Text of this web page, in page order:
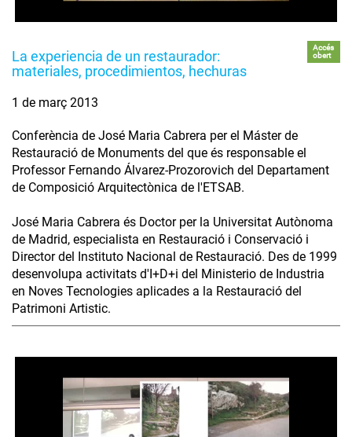
La experiencia de un restaurador:
materiales, procedimientos, hechuras
Accés
obert
1 de març 2013
Conferència de José Maria Cabrera per el Máster de
Restauració de Monuments del que és responsable el
Professor Fernando Álvarez-Prozorovich del Departament
de Composició Arquitectònica de l'ETSAB.
José Maria Cabrera és Doctor per la Universitat Autònoma
de Madrid, especialista en Restauració i Conservació i
Director del Instituto Nacional de Restauració. Des de 1999
desenvolupa activitats d'I+D+i del Ministerio de Industria
en Noves Tecnologies aplicades a la Restauració del
Patrimoni Artistic.